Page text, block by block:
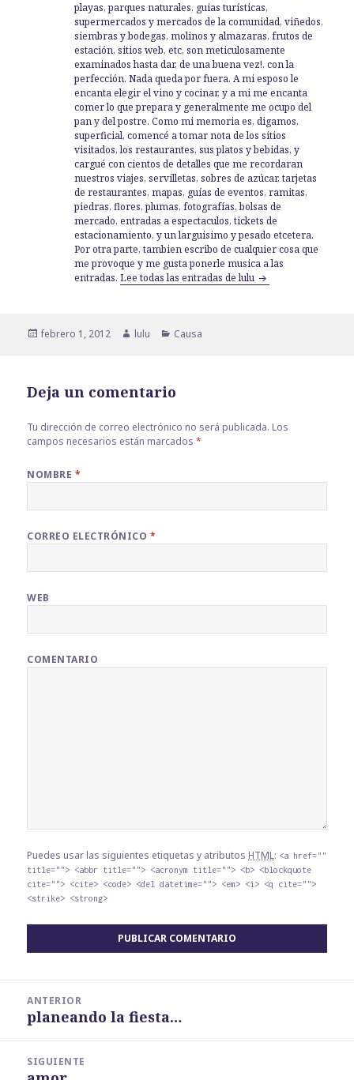
playas, parques naturales, guias turísticas,
supermercados y mercados de la comunidad, viñedos,
siembras y bodegas, molinos y almazaras, frutos de
estación, sitios web, etc, son meticulosamente
examinados hasta dar, de una buena vez!, con la
perfección. Nada queda por fuera. A mi esposo le
encanta elegir el vino y cocinar, y a mi me encanta
comer lo que prepara y generalmente me ocupo del
pan y del postre. Como mi memoria es, digamos,
superficial, comencé a tomar nota de los sitios
visitados, los restaurantes, sus platos y bebidas, y
cargué con cientos de detalles que me recordaran
nuestros viajes, servilletas, sobres de azúcar, tarjetas
de restaurantes, mapas, guías de eventos, ramitas,
piedras, flores, plumas, fotografías, bolsas de
mercado, entradas a espectaculos, tickets de
estacionamiento, y un larguisimo y pesado etcetera.
Por otra parte, tambien escribo de cualquier cosa que
me provoque y me gusta ponerle musica a las
entradas.Lee todas las entradas de lulu
Publicado
febrero 1, 2012 Autor
lulu Categorías
Causa
Deja un comentario
Tu dirección de correo electrónico no será publicada. Los
campos necesarios están marcados*
NOMBRE *
CORREO ELECTRÓNICO *
WEB
COMENTARIO
Puedes usar las siguientes etiquetas y atributos HTML: <a href=""
title=""> <abbr title=""> <acronym title=""> <b> <blockquote
cite=""> <cite> <code> <del datetime=""> <em> <i> <q cite="">
<strike> <strong>
entradas
ANTERIOR
Entrada
planeando la fiesta…
SIGUIENTE